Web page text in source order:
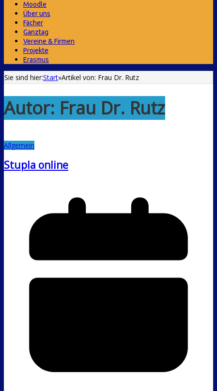
Moodle
Über uns
Fächer
Ganztag
Vereine & Firmen
Projekte
Erasmus
Sie sind hier:Start»Artikel von: Frau Dr. Rutz
Autor: Frau Dr. Rutz
Allgemein
Stupla online